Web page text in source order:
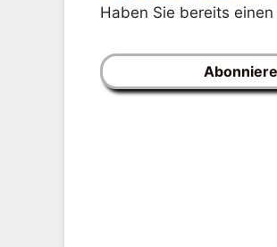
Haben Sie bereits einen